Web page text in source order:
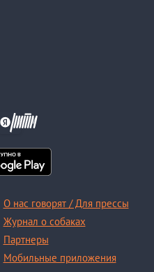
О нас говорят / Для прессы
Журнал о собаках
Партнеры
Мобильные приложения